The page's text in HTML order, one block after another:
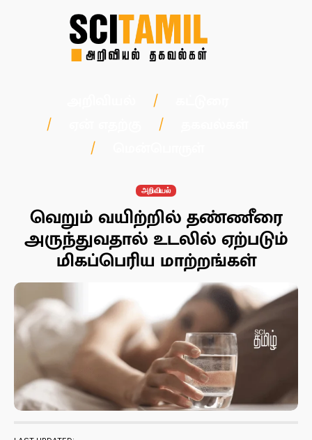
அறிவியல்
வெறும் வயிற்றில் தண்ணீரை
அருந்துவதால் உடலில் ஏற்படும்
மிகப்பெரிய மாற்றங்கள்